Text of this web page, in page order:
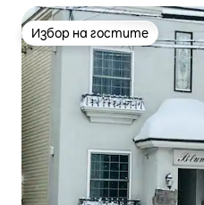
подходящо за до 8 души
Избор на гостите
Избор на гостите